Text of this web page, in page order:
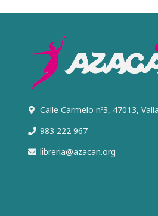
Calle Carmelo nº3, 47013,
983 222 967
libreria@azacan.org